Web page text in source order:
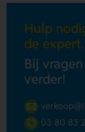
Hulp
de expert.
Bij
verder!
03 80 83